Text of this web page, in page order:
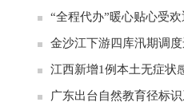
“全程代办”暖心贴心受欢
金沙江下游四库汛期调
广东出台自然教育径标识